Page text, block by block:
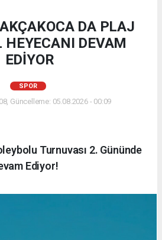
DA PLAJ
HEYECANI DEVAM
EDİYOR
SPOR
Güncelleme: 05.08.2026 - 00:09
Turnuvası 2. Gününde
Ediyor!